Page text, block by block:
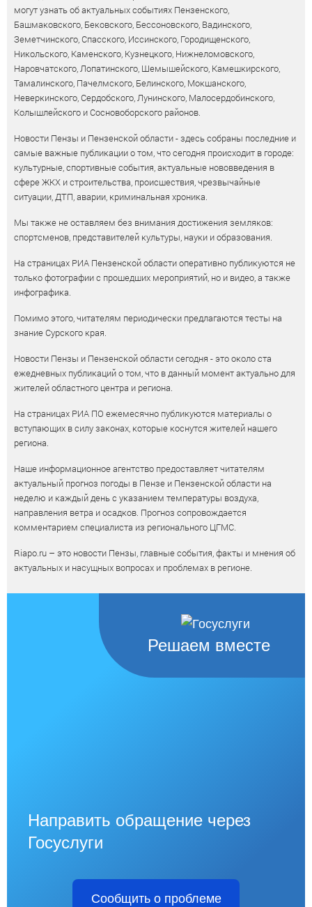
могут узнать об актуальных событиях Пензенского,
Башмаковского, Бековского, Бессоновского, Вадинского,
Земетчинского, Спасского, Иссинского, Городищенского,
Никольского, Каменского, Кузнецкого, Нижнеломовского,
Наровчатского, Лопатинского, Шемышейского, Камешкирского,
Тамалинского, Пачелмского, Белинского, Мокшанского,
Неверкинского, Сердобского, Лунинского, Малосердобинского,
Колышлейского и Сосновоборского районов.
Новости Пензы и Пензенской области - здесь собраны последние и
самые важные публикации о том, что сегодня происходит в городе:
культурные, спортивные события, актуальные нововведения в
сфере ЖКХ и строительства, происшествия, чрезвычайные
ситуации, ДТП, аварии, криминальная хроника.
Мы также не оставляем без внимания достижения земляков:
спортсменов, представителей культуры, науки и образования.
На страницах РИА Пензенской области оперативно публикуются не
только фотографии с прошедших мероприятий, но и видео, а также
инфографика.
Помимо этого, читателям периодически предлагаются тесты на
знание Сурского края.
Новости Пензы и Пензенской области сегодня - это около ста
ежедневных публикаций о том, что в данный момент актуально для
жителей областного центра и региона.
На страницах РИА ПО ежемесячно публикуются материалы о
вступающих в силу законах, которые коснутся жителей нашего
региона.
Наше информационное агентство предоставляет читателям
актуальный прогноз погоды в Пензе и Пензенской области на
неделю и каждый день с указанием температуры воздуха,
направления ветра и осадков. Прогноз сопровождается
комментарием специалиста из регионального ЦГМС.
Riapo.ru – это новости Пензы, главные события, факты и мнения об
актуальных и насущных вопросах и проблемах в регионе.
Решаем вместе
Направить обращение через
Госуслуги
Сообщить о проблеме